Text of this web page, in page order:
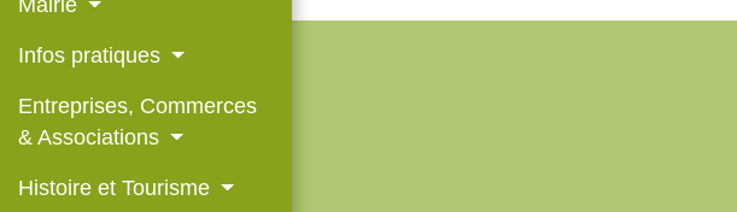
Mairie
Infos pratiques
Entreprises, Commerces
& Associations
Histoire et Tourisme